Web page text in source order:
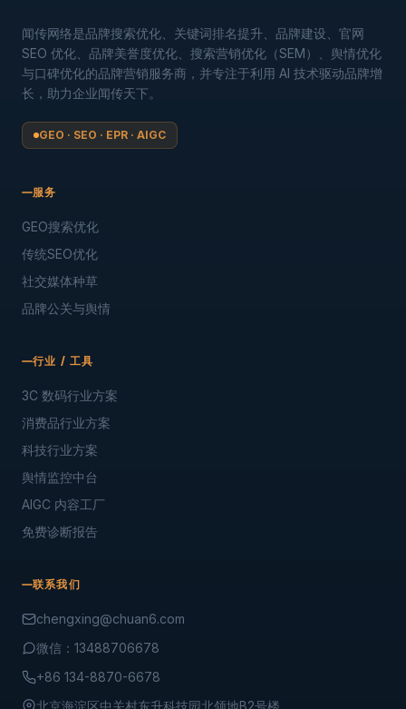
闻传网络是品牌搜索优化、关键词排名提升、品牌建设、官网
SEO 优化、品牌美誉度优化、搜索营销优化（SEM）、舆情优化
与口碑优化的品牌营销服务商，并专注于利用 AI 技术驱动品牌增
长，助力企业闻传天下。
GEO · SEO · EPR · AIGC
服务
GEO搜索优化
传统SEO优化
社交媒体种草
品牌公关与舆情
行业 / 工具
3C 数码行业方案
消费品行业方案
科技行业方案
舆情监控中台
AIGC 内容工厂
免费诊断报告
联系我们
chengxing@chuan6.com
微信：13488706678
+86 134-8870-6678